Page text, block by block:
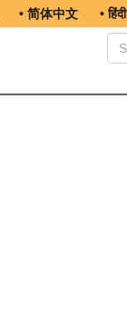
• 简体中文 • हिंदी